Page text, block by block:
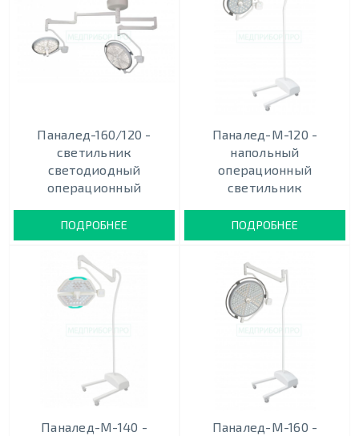
Паналед-160/120 -
светильник
светодиодный
операционный
ПОДРОБНЕЕ
Паналед-М-120 -
напольный
операционный
светильник
ПОДРОБНЕЕ
Паналед-М-140 -
Паналед-М-160 -